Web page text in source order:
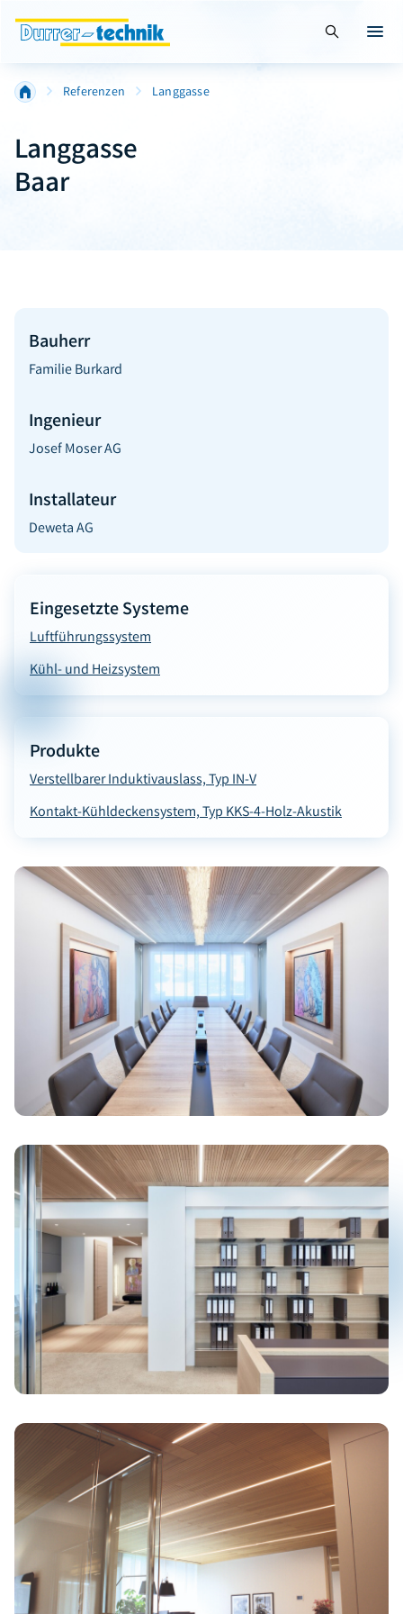
Suche öffnen
Referenzen Langgasse
Langgasse
Baar
Bauherr
Familie Burkard
Ingenieur
Josef Moser AG
Installateur
Deweta AG
Eingesetzte Systeme
Luftführungssystem
Kühl- und Heizsystem
Produkte
Verstellbarer Induktivauslass, Typ IN-V
Kontakt-Kühldeckensystem, Typ KKS-4-Holz-Akustik